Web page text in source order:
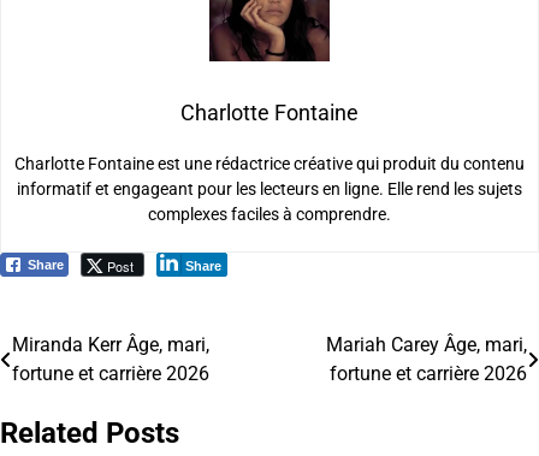
Charlotte Fontaine
Charlotte Fontaine est une rédactrice créative qui produit du contenu
informatif et engageant pour les lecteurs en ligne. Elle rend les sujets
complexes faciles à comprendre.
Share Post Share
Navigation
l’article
Miranda Kerr Âge, mari,
fortune et carrière 2026
Mariah Carey Âge, mari,
fortune et carrière 2026
Related Posts